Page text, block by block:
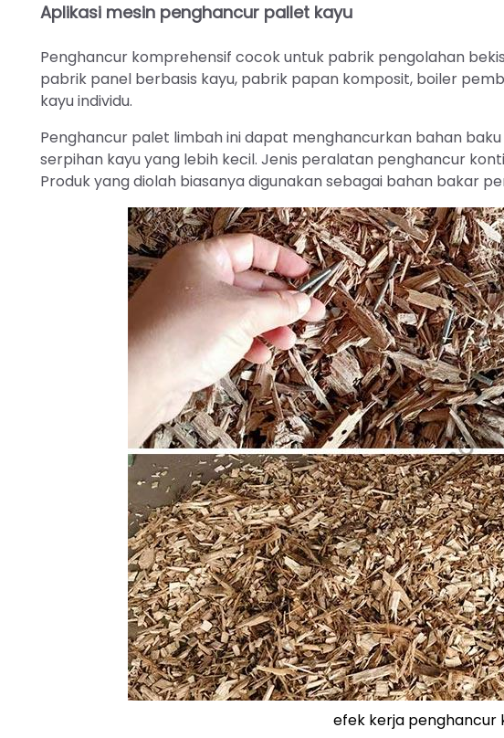
Aplikasi mesin penghancur pallet kayu
Penghancur komprehensif cocok untuk pabrik pengolahan
pabrik panel berbasis kayu, pabrik papan komposit, boiler
kayu individu.
Penghancur palet limbah ini dapat menghancurkan bahan
serpihan kayu yang lebih kecil. Jenis peralatan penghancur
Produk yang diolah biasanya digunakan sebagai bahan bakar
efek kerja penghancur